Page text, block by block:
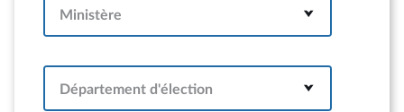
Ministère
Département d'élection